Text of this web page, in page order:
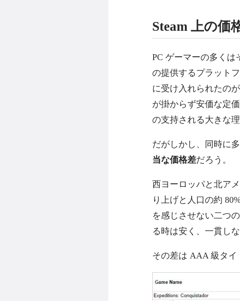
Steam 上の価
PC ゲーマーの多くは
の提供するプラット
に受け入れられたの
が掛からず安価な定
の支持される大きな理
だがしかし、同時に
当な価格差だろう。
西ヨーロッパと北ア
り上げと人口の約
を感じさせない二つ
る時は安く、一貫し
その差は AAA 級タイ